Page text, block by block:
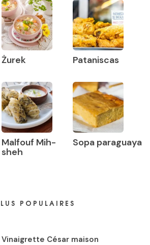
Żurek Pataniscas
Malfouf Mih-
sheh
Sopa paraguaya
POPULAIRES
Vinaigrette César maison